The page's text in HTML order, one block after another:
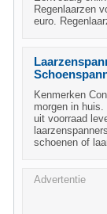
Regenlaarzen
euro.
Kenmerken
morgen in
uit voorraad
schoenen of
Advertentie